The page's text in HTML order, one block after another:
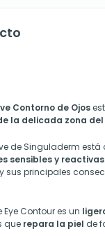
Contorno de Ojos
la delicada zona
de Singuladerm
sensibles y reactivas
sus principales
Contour es un
que repara la piel de